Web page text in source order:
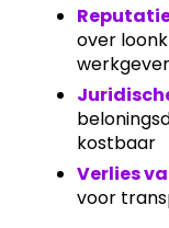
over
kostbaar
Verlies
voor